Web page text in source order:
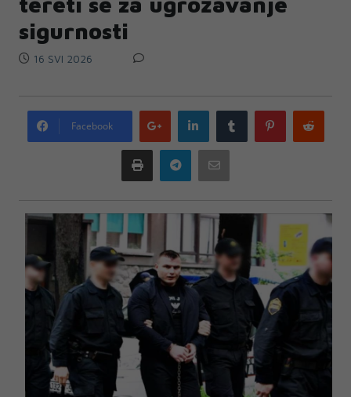
sigurnosti
16 SVI 2026
Facebook
Google
plus
LinkedIn Tumblr Pinterest
Print Telegram